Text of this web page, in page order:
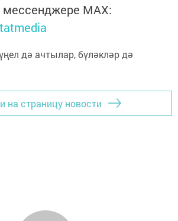
мессенджере MАХ:
на страницу новости